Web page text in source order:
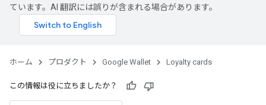
ています。AI 翻訳には誤りが含まれる場合があります。
ホーム プロダクト Google Wallet Loyalty cards
この情報は役に立ちましたか？